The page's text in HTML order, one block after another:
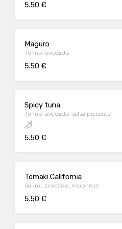
5.50 €
Maguro
Tonno, avocado
5.50 €
Spicy tuna
Tonno, avocado, salsa piccante
5.50 €
Temaki California
Surimi, avocado, maionese
5.50 €